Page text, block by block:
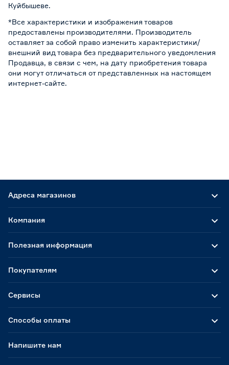
Куйбышеве.
*Все характеристики и изображения товаров
предоставлены производителями. Производитель
оставляет за собой право изменить характеристики/
внешний вид товара без предварительного уведомления
Продавца, в связи с чем, на дату приобретения товара
они могут отличаться от представленных на настоящем
интернет-сайте.
Адреса магазинов
Способы оплаты
Компания
Полезная информация
Покупателям
Сервисы
Напишите нам